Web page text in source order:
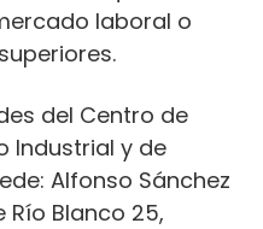
laboral o
del Centro de
Industrial y de
Alfonso Sánchez
Blanco 25,